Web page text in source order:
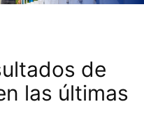
de
las últimas